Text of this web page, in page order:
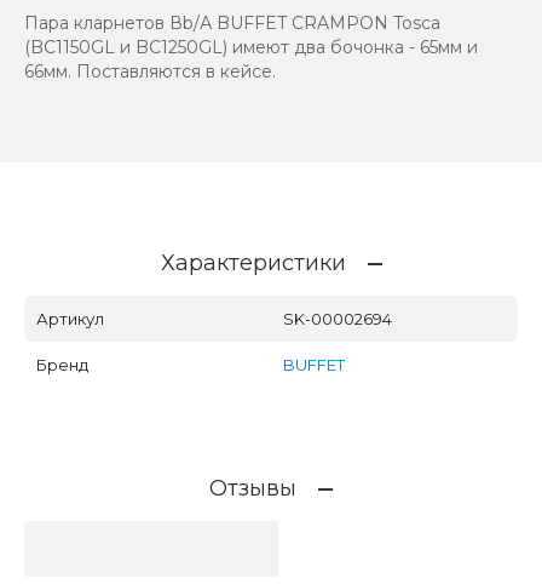
Пара кларнетов Вb/А BUFFET CRAMPON Tosca
(BC1150GL и BC1250GL) имеют два бочонка - 65мм и
66мм. Поставляются в кейсе.
Характеристики
Артикул SK-00002694
Бренд BUFFET
Отзывы